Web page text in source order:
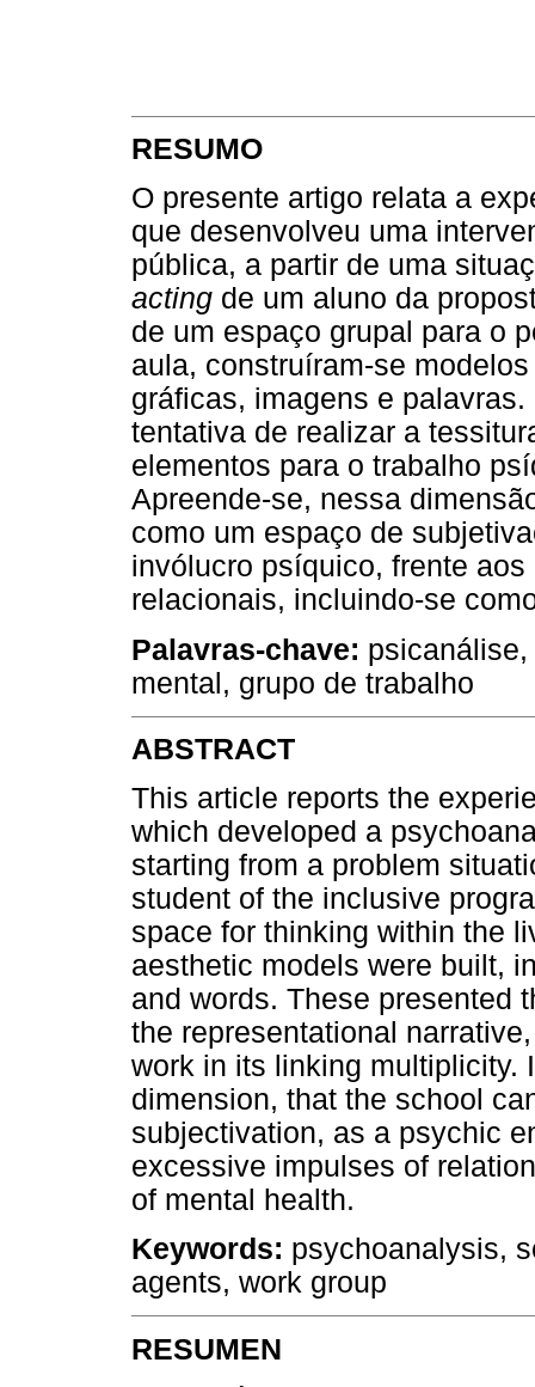
RESUMO
O presente artigo relata a
que desenvolveu uma
pública, a partir de uma
acting de um aluno da
de um espaço grupal para o
aula, construíram-se
gráficas, imagens e
tentativa de realizar a
elementos para o trabalho
Apreende-se, nessa
como um espaço de
invólucro psíquico, frente
relacionais, incluindo-se
Palavras-chave:
mental, grupo de trabalho
ABSTRACT
This article reports the
which developed a
starting from a problem
student of the inclusive
space for thinking within the
aesthetic models were built,
and words. These presented
the representational
work in its linking multiplicity.
dimension, that the school
subjectivation, as a psychic
excessive impulses of
of mental health.
Keywords: psychoanalysis,
agents, work group
RESUMEN